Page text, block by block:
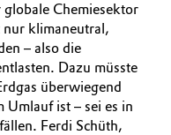
Chemiesektor
klimaneutral,
– also die
Dazu müsste
überwiegend
Umlauf ist – sei es in
Ferdi Schüth,